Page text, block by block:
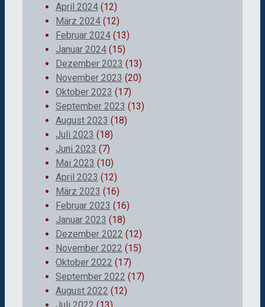
April 2024 (12)
März 2024 (12)
Februar 2024 (13)
Januar 2024 (15)
Dezember 2023 (13)
November 2023 (20)
Oktober 2023 (17)
September 2023 (13)
August 2023 (18)
Juli 2023 (18)
Juni 2023 (7)
Mai 2023 (10)
April 2023 (12)
März 2023 (16)
Februar 2023 (16)
Januar 2023 (18)
Dezember 2022 (12)
November 2022 (15)
Oktober 2022 (17)
September 2022 (17)
August 2022 (12)
Juli 2022 (13)